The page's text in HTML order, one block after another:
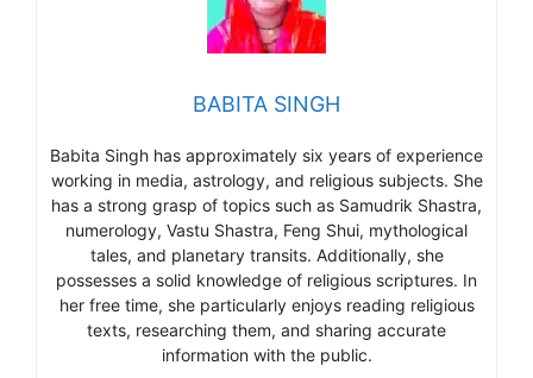
BABITA SINGH
Babita Singh has approximately six years of experience
working in media, astrology, and religious subjects. She
has a strong grasp of topics such as Samudrik Shastra,
numerology, Vastu Shastra, Feng Shui, mythological
tales, and planetary transits. Additionally, she
possesses a solid knowledge of religious scriptures. In
her free time, she particularly enjoys reading religious
texts, researching them, and sharing accurate
information with the public.